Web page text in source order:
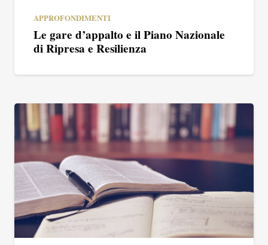
APPROFONDIMENTI
Le gare d’appalto e il Piano Nazionale
di Ripresa e Resilienza